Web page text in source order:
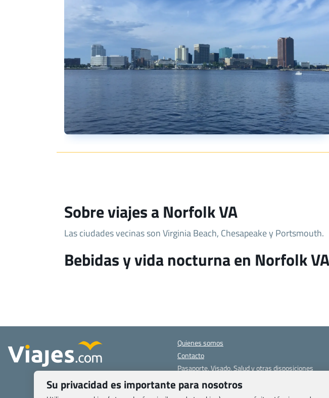
Sobre viajes a Norfolk VA
Las ciudades vecinas son Virginia Beach, Chesapeake y Portsmouth.
Bebidas y vida nocturna en Norfolk VA
Quienes somos
Contacto
Pasaporte, Visado, Salud y otras disposiciones
Blog de Viajes.com
Su privacidad es importante para nosotros